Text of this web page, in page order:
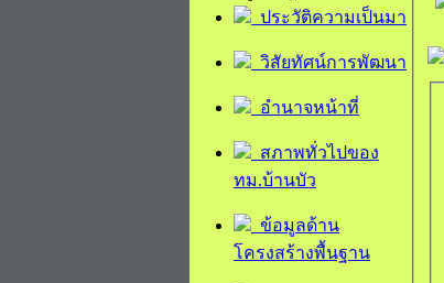
ประวัติความเป็นมา
วิสัยทัศน์การพัฒนา
อำนาจหน้าที่
สภาพทั่วไปของ
ทม.บ้านบัว
ข้อมูลด้าน
โครงสร้างพื้นฐาน